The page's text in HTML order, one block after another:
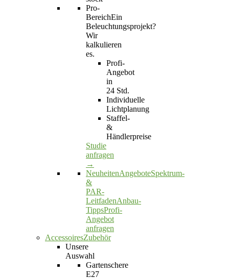
Pro-
BereichEin
Beleuchtungsprojekt?
Wir
kalkulieren
es.
Profi-
Angebot
in
24 Std.
Individuelle
Lichtplanung
Staffel-
&
Händlerpreise
Studie
anfragen
→
NeuheitenAngeboteSpektrum-
&
PAR-
LeitfadenAnbau-
TippsProfi-
Angebot
anfragen
AccessoiresZubehör
Unsere
Auswahl
Gartenschere
E27